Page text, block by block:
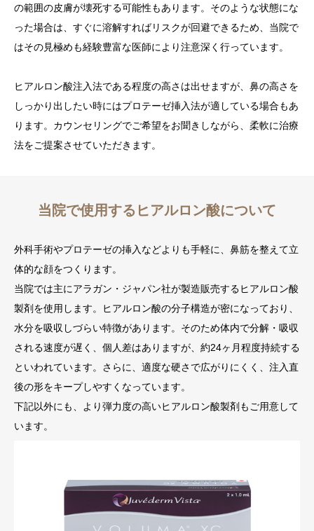
の範囲の皮膚が壊死する可能性もあります。そのような状態にな
った場合は、すぐに溶解すればリスクが回避できるため、当院で
はその見極めも経験豊富な医師により注意深く行っています。
ヒアルロン酸注入法である程度の高さは出せますが、鼻の高さを
しっかり出したい時にはプロテーゼ挿入法が適している場合もあ
ります。カウンセリングでご希望をお聞きしながら、柔軟に治療
法をご提案させていただきます。
当院で使用するヒアルロン酸について
外科手術やプロテーゼの挿入などよりも手軽に、鼻筋を整えて立
体的な顔をつくります。
当院では主にアラガン・ジャパン社が製造販売するヒアルロン酸
製剤を使用します。ヒアルロン酸の分子構造が密になっており、
水分を吸収しづらい特徴があります。そのため体内で分解・吸収
される速度が遅く、個人差はありますが、約24ヶ月程度持続する
といわれています。さらに、適度な硬さで広がりにくく、注入直
後の形をキープしやすくなっています。
下記以外にも、より弾力度の高いヒアルロン酸製剤もご用意して
います。